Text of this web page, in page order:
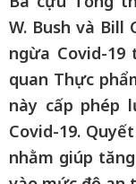
W. Bush và Bill
ngừa Covid-
quan Thực
này cấp phép
Covid-19.
nhằm giúp